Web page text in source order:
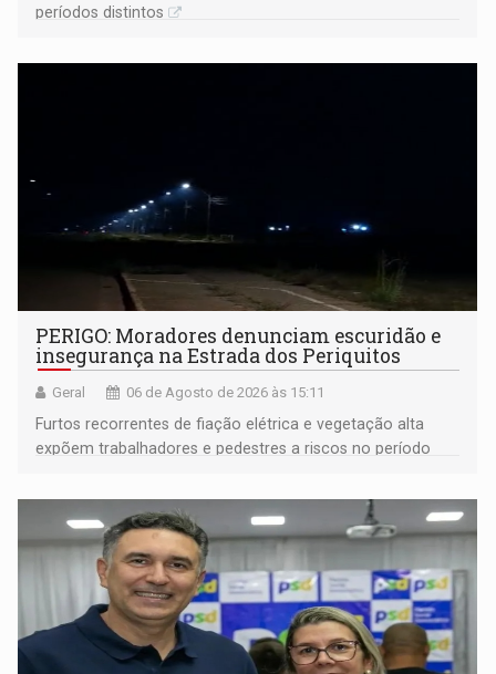
períodos distintos
PERIGO: Moradores denunciam escuridão e
insegurança na Estrada dos Periquitos
Geral 06 de Agosto de 2026 às 15:11
Furtos recorrentes de fiação elétrica e vegetação alta
expõem trabalhadores e pedestres a riscos no período